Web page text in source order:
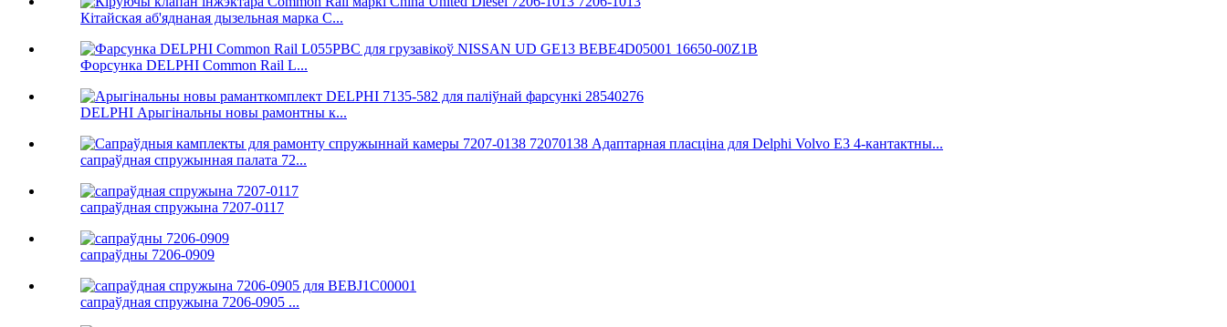
Кітайская аб'яднаная дызельная марка C...
Форсунка DELPHI Common Rail L...
DELPHI Арыгінальны новы рамонтны к...
сапраўдная спружынная палата 72...
сапраўдная спружына 7207-0117
сапраўдны 7206-0909
сапраўдная спружына 7206-0905 ...